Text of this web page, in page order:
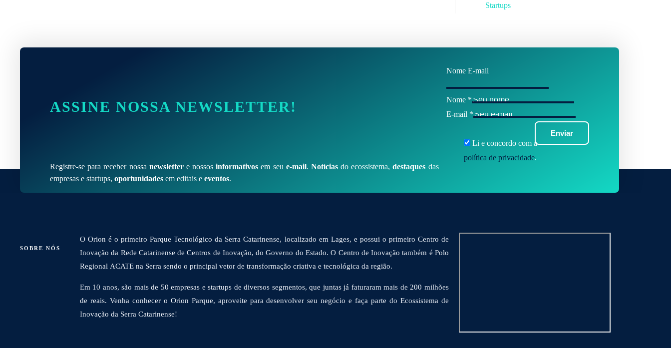
Startups
ASSINE NOSSA NEWSLETTER!
Registre-se para receber nossa newslettere nossosinformativos em seu e-mail. Notíciasdo ecossistema,destaques das
empresas e startups, oportunidades em editais e eventos.
Nome E-mail
Nome *
E-mail *
Enviar
Li e concordo com a
política de privacidade.
SOBRE NÓS
O Orion é o primeiro Parque Tecnológico da Serra Catarinense, localizado em Lages, e possui o primeiro Centro de
Inovação da Rede Catarinense de Centros de Inovação, do Governo do Estado. O Centro de Inovação também é Polo
Regional ACATE na Serra sendo o principal vetor de transformação criativa e tecnológica da região.
Em 10 anos, são mais de 50 empresas e startups de diversos segmentos, que juntas já faturaram mais de 200 milhões
de reais. Venha conhecer o Orion Parque, aproveite para desenvolver seu negócio e faça parte do Ecossistema de
Inovação da Serra Catarinense!